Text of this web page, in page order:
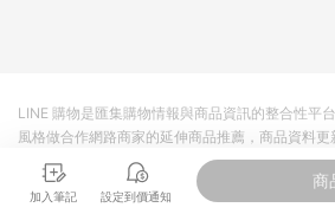
加入筆記 設定到價通知
商
LINE 購物是匯集購物情報與商品資訊的整合性平
風格做合作網路商家的延伸商品推薦，商品資料
商品至各合作網路商家，確認現售價與購物條件
準。